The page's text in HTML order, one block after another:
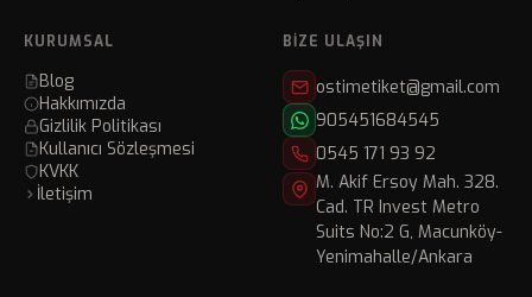
KURUMSAL
Blog
Hakkımızda
Gizlilik Politikası
Kullanıcı Sözleşmesi
KVKK
İletişim
BIZE ULAŞIN
ostimetiket@gmail.com
905451684545
0545 171 93 92
M. Akif Ersoy Mah. 328.
Cad. TR Invest Metro
Suits No:2 G, Macunköy-
Yenimahalle/Ankara